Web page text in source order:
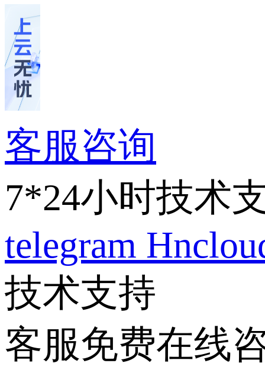
客服咨询
7*24小时技术
telegram
技术支持
客服免费在线